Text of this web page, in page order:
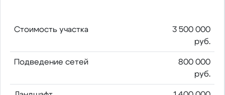
Стоимость участка
3 500 000
руб.
Подведение сетей
800 000
руб.